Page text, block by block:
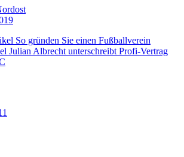
So gründen Sie einen Fußballverein
Julian Albrecht unterschreibt Profi-Vertrag